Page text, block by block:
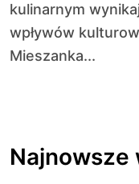
kulinarnym
wpływów
Mieszanka...
Najnowsze